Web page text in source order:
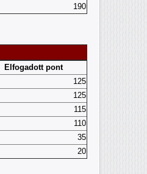
190
Elfogadott pont
125
125
115
110
35
20